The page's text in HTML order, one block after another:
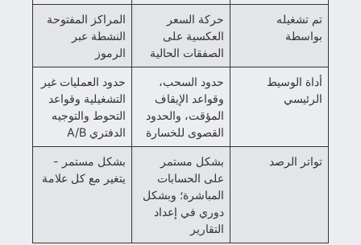
تم تشغيله
بواسطة
حركة السعر
العكسية على
الصفقات الحالية
المراكز المفتوحة
النشطة عبر
الرموز
أداة الوسيط
الرئيسي
حدود السحب،
وقواعد الإيقاف
المؤقت، والحدود
القصوى للخسارة
حدود العمليات غير
التشغيلية وقواعد
التحوط والتوجيه
الدفتري A/B
تواتر الرصد
بشكل مستمر
على الحسابات
المباشرة؛ وبشكل
دوري في إعداد
التقارير
بشكل مستمر -
يتغير مع كل علامة